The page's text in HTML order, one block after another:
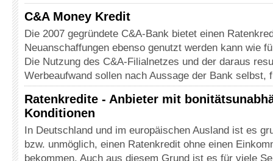
C&A Money Kredit
Die 2007 gegründete C&A-Bank bietet einen
Neuanschaffungen ebenso genutzt werden kann wie
Die Nutzung des C&A-Filialnetzes und der daraus
Werbeaufwand sollen nach Aussage der Bank
Ratenkredite - Anbieter mit
Konditionen
In Deutschland und im europäischen Ausland ist es
bzw. unmöglich, einen Ratenkredit ohne einen
bekommen. Auch aus diesem Grund ist es für viele